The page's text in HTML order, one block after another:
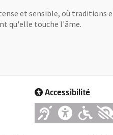
et sensible, où
qu'elle touche l'âme.
fenêtre
Accessibilité
Adapté